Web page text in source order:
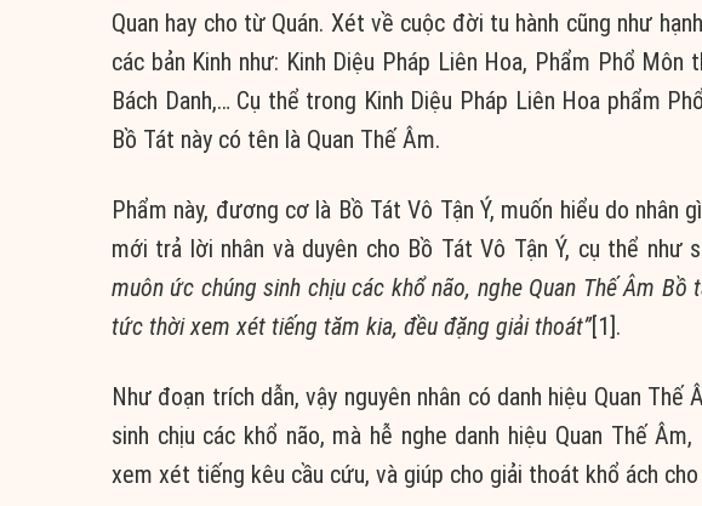
Quan hay cho từ Quán. Xét về cuộc đời tu hành cũng như
các bản Kinh như: Kinh Diệu Pháp Liên Hoa, Phẩm Phổ
Bách Danh,… Cụ thể trong Kinh Diệu Pháp Liên Hoa phẩm
Bồ Tát này có tên là Quan Thế Âm.
Phẩm này, đương cơ là Bồ Tát Vô Tận Ý, muốn hiểu do nhân
mới trả lời nhân và duyên cho Bồ Tát Vô Tận Ý, cụ thể như
muôn ức chúng sinh chịu các khổ não, nghe Quan Thế Âm
tức thời xem xét tiếng tăm kia, đều đặng giải thoát”[1].
Như đoạn trích dẫn, vậy nguyên nhân có danh hiệu Quan
sinh chịu các khổ não, mà hễ nghe danh hiệu Quan Thế
xem xét tiếng kêu cầu cứu, và giúp cho giải thoát khổ ách